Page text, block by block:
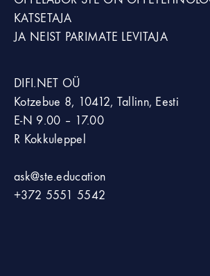
KATSETAJA
JA NEIST PARIMATE LEVITAJA
DIFI.NET OÜ
Kotzebue 8, 10412, Tallinn, Eesti
E-N 9.00 – 17.00
R Kokkuleppel
ask@ste.education
+372 5551 5542